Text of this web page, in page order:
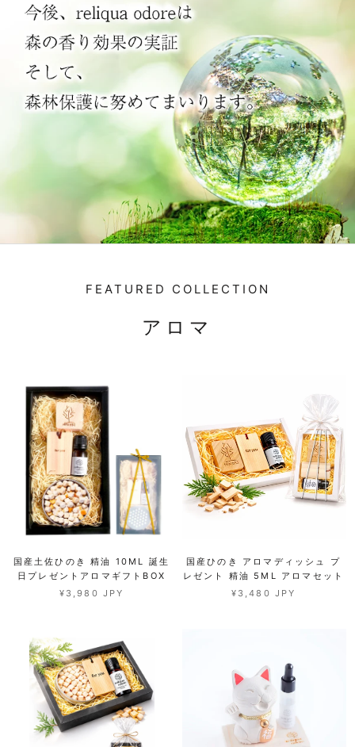
FEATURED COLLECTION
アロマ
国産土佐ひのき 精油 10ML 誕生
日プレゼントアロマギフトBOX
¥3,980 JPY
国産ひのき アロマディッシュ プ
レゼント 精油 5ML アロマセット
¥3,480 JPY